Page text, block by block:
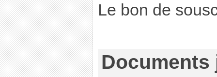
Le bon de
Documents